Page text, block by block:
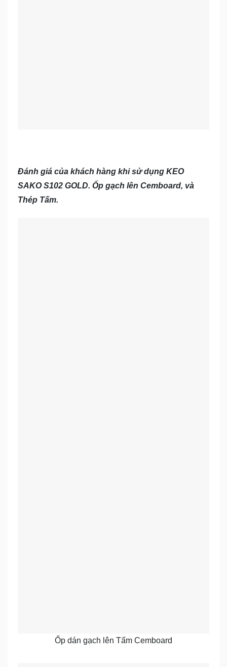
Đánh giá của khách hàng khi sử dụng KEO
SAKO S102 GOLD. Ốp gạch lên Cemboard, và
Thép Tấm.
Ốp dán gạch lên Tấm Cemboard